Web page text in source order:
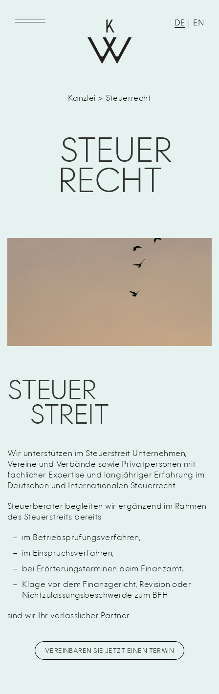
DE EN
Kanzlei > Steuerrecht
STEUER
RECHT
STEUER
STREIT
Wir unterstützen im Steuerstreit Unternehmen,
Vereine und Verbände sowie Privatpersonen mit
fachlicher Expertise und langjähriger Erfahrung im
Deutschen und Internationalen Steuerrecht.
Steuerberater begleiten wir ergänzend im Rahmen
des Steuerstreits bereits
im Betriebsprüfungsverfahren,
im Einspruchsverfahren,
bei Erörterungsterminen beim Finanzamt,
Klage vor dem Finanzgericht, Revision oder
Nichtzulassungsbeschwerde zum BFH
sind wir Ihr verlässlicher Partner.
VEREINBAREN SIE JETZT EINEN TERMIN